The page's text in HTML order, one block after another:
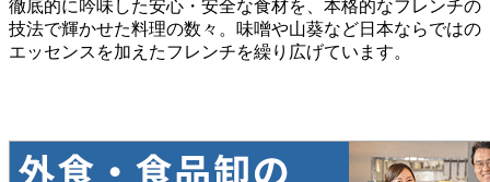
徹底的に吟味した安心・安全な食材を、本格的なフレンチの
技法で輝かせた料理の数々。味噌や山葵など日本ならではの
エッセンスを加えたフレンチを繰り広げています。